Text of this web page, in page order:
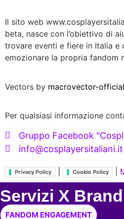
Il sito web
beta, nasce con l’obiettivo di
trovare eventi e fiere in Italia e
emozionare la propria fandom
Vectors by macrovector-official
Per qualsiasi informazione
Gruppo Facebook
info@cosplayersitaliani.it
Privacy Policy Cookie Policy
Servizi X Brand
FANDOM ENGAGEMENT